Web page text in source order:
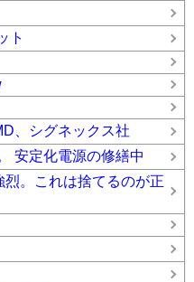
ト
、シグネックス社
安定化電源の修繕中
。これは捨てるのが正